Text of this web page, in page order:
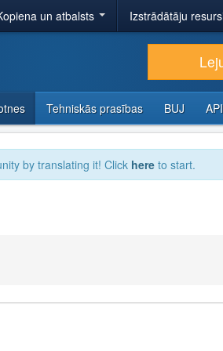
un atbalsts Izstrādātāju
Tehniskās prasības BUJ
by translating it! Click here to start.